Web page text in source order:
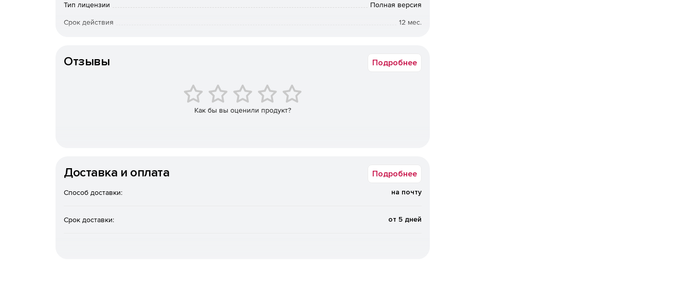
сегментация;
Возможности nanoCAD Облака точек
импорт марок из внешних источников;
Тип лицензии Полная версия
Срок действия 12 мес.
Отзывы Подробнее
Как бы вы оценили продукт?
Доставка и оплата Подробнее
Способ доставки: на почту
Срок доставки: от 5 дней